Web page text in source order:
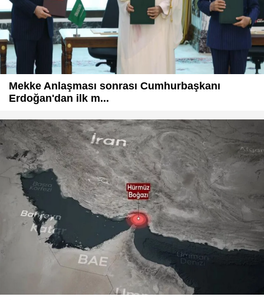
Mekke Anlaşması sonrası Cumhurbaşkanı
Erdoğan'dan ilk m...